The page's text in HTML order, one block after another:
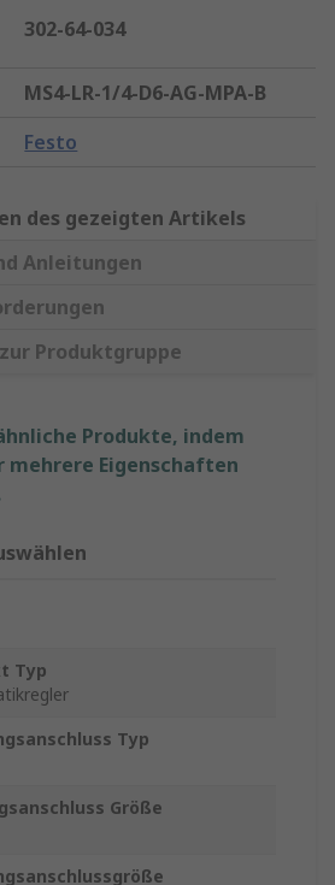
302-64-034
MS4-LR-1/4-D6-AG-MPA-B
Festo
des gezeigten Artikels
Anleitungen
Produktgruppe
Produkte, indem
mehrere Eigenschaften
Typ
Typ
Größe